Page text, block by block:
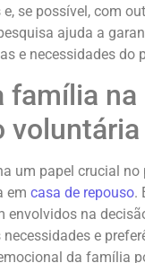
se possível, com
ajuda a
e necessidades do
família na
voluntária
um papel crucial no
em casa de repouso.
envolvidos na
e
da família